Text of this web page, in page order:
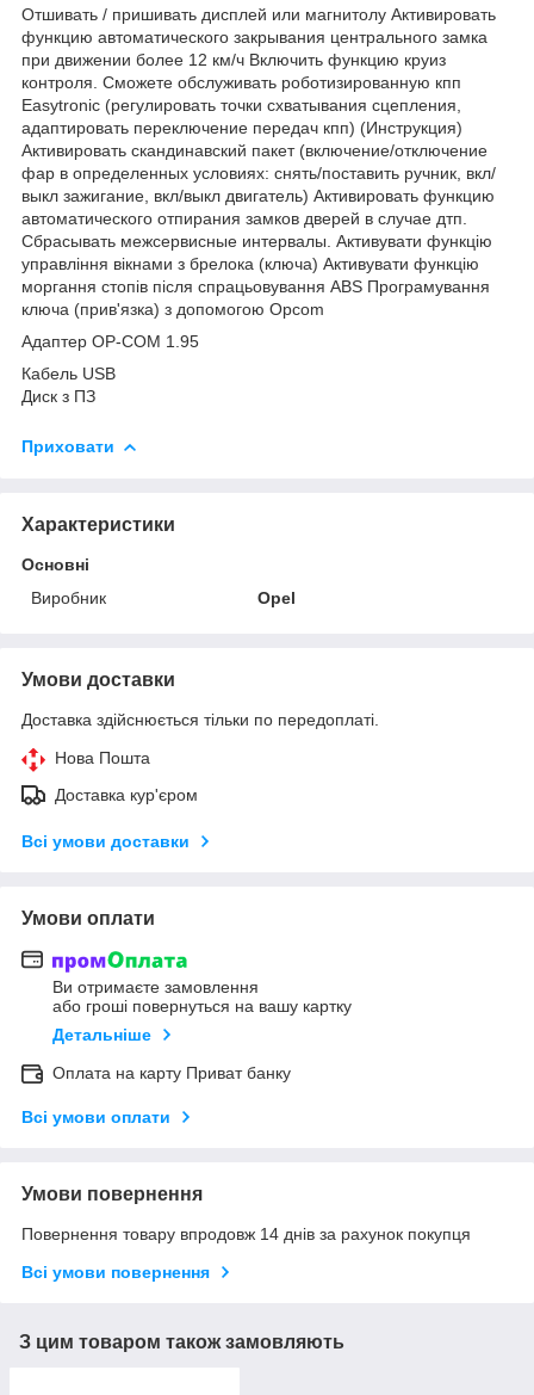
Отшивать / пришивать дисплей или магнитолу Активировать
функцию автоматического закрывания центрального замка
при движении более 12 км/ч Включить функцию круиз
контроля. Сможете обслуживать роботизированную кпп
Easytronic (регулировать точки схватывания сцепления,
адаптировать переключение передач кпп) (Инструкция)
Активировать скандинавский пакет (включение/отключение
фар в определенных условиях: снять/поставить ручник, вкл/
выкл зажигание, вкл/выкл двигатель) Активировать функцию
автоматического отпирания замков дверей в случае дтп.
Сбрасывать межсервисные интервалы. Активувати функцію
управління вікнами з брелока (ключа) Активувати функцію
моргання стопів після спрацьовування ABS Програмування
ключа (прив'язка) з допомогою Opcom
Адаптер OP-COM 1.95
Кабель USB
Диск з ПЗ
Приховати
Характеристики
Основні
Виробник
Opel
Умови доставки
Доставка здійснюється тільки по передоплаті.
Нова Пошта
Доставка кур'єром
Всі умови доставки
Умови оплати
Ви отримаєте замовлення
або гроші повернуться на вашу картку
Детальніше
Оплата на карту Приват банку
Всі умови оплати
Умови повернення
Повернення товару впродовж 14 днів за рахунок покупця
Всі умови повернення
З цим товаром також замовляють